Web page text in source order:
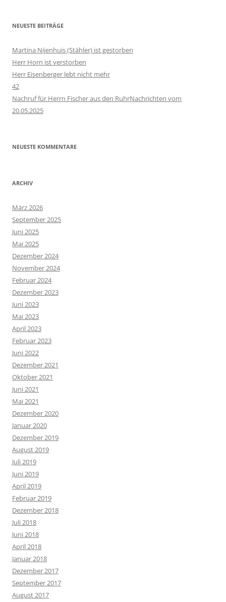
NEUESTE BEITRÄGE
Martina Nijenhuis (Stähler) ist gestorben
Herr Horn ist verstorben
Herr Eisenberger lebt nicht mehr
42
Nachruf für Herrn Fischer aus den RuhrNachrichten vom
20.05.2025
NEUESTE KOMMENTARE
ARCHIV
März 2026
September 2025
Juni 2025
Mai 2025
Dezember 2024
November 2024
Februar 2024
Dezember 2023
Juni 2023
Mai 2023
April 2023
Februar 2023
Juni 2022
Dezember 2021
Oktober 2021
Juni 2021
Mai 2021
Dezember 2020
Januar 2020
Dezember 2019
August 2019
Juli 2019
Juni 2019
April 2019
Februar 2019
Dezember 2018
Juli 2018
Juni 2018
April 2018
Januar 2018
Dezember 2017
September 2017
August 2017